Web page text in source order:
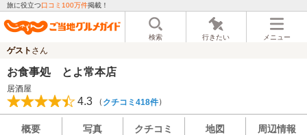
旅に役立つ口コミ100万件掲載！
検索 行きたい メニュー
ゲスト さん
お食事処 とよ常本店
居酒屋
4.3 （ クチコミ418件）
概要 写真 クチコミ 地図 周辺情報